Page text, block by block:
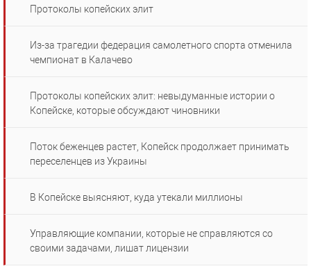
Протоколы копейских элит
Из-за трагедии федерация самолетного спорта отменила
чемпионат в Калачево
Протоколы копейских элит: невыдуманные истории о
Копейске, которые обсуждают чиновники
Поток беженцев растет, Копейск продолжает принимать
переселенцев из Украины
В Копейске выясняют, куда утекали миллионы
Управляющие компании, которые не справляются со
своими задачами, лишат лицензии